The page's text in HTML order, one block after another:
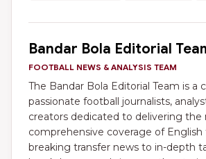
Bandar Bola Editorial
FOOTBALL NEWS & ANALYSIS TEAM
The Bandar Bola Editorial Team is a
passionate football journalists,
creators dedicated to delivering the
comprehensive coverage of English
breaking transfer news to in-depth